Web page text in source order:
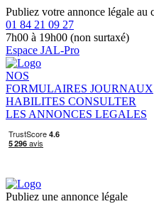
Publiez votre annonce légale au
01 84 21 09 27
7h00 à 19h00 (non surtaxé)
Espace JAL-Pro
NOS
FORMULAIRES JOURNAUX
HABILITES CONSULTER
LES ANNONCES LEGALES
Publiez une annonce légale